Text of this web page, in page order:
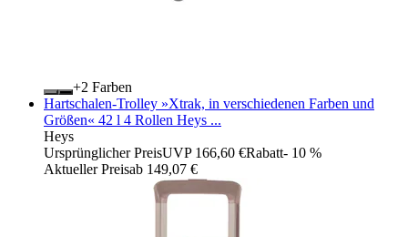
+
Farben
Hartschalen-Trolley »Xtrak, in verschiedenen Farben und
Größen« 42 l 4 Rollen Heys ...
Heys
Ursprünglicher PreisUVP 166,60 €Rabatt- 10 %
Aktueller Preisab 149,07 €